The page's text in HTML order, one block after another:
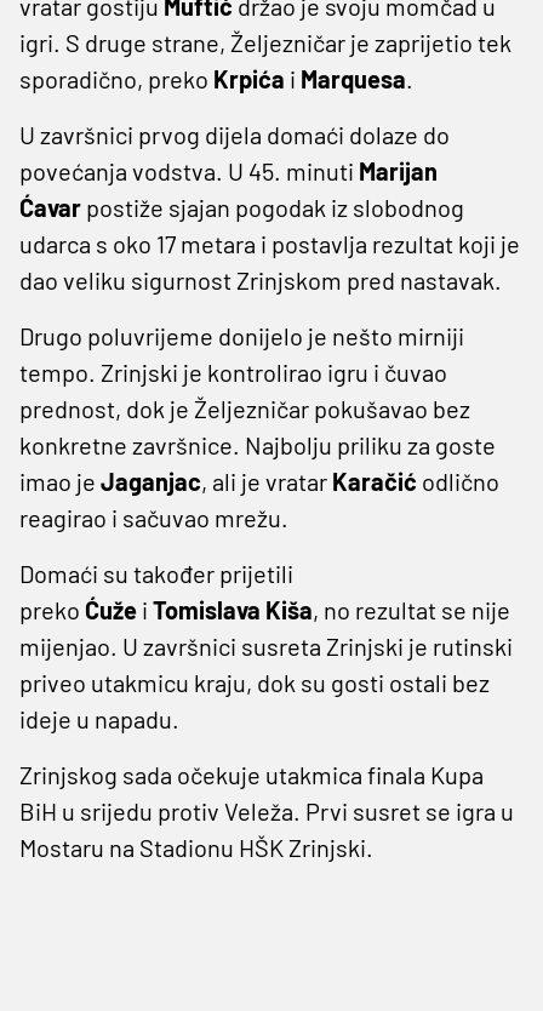
vratar gostiju Muftić držao je svoju momčad u
igri. S druge strane, Željezničar je zaprijetio tek
sporadično, preko Krpića i Marquesa.
U završnici prvog dijela domaći dolaze do
povećanja vodstva. U 45. minuti Marijan
Ćavar postiže sjajan pogodak iz slobodnog
udarca s oko 17 metara i postavlja rezultat koji je
dao veliku sigurnost Zrinjskom pred nastavak.
Drugo poluvrijeme donijelo je nešto mirniji
tempo. Zrinjski je kontrolirao igru i čuvao
prednost, dok je Željezničar pokušavao bez
konkretne završnice. Najbolju priliku za goste
imao je Jaganjac, ali je vratar Karačić odlično
reagirao i sačuvao mrežu.
Domaći su također prijetili
preko Ćuže i Tomislava Kiša, no rezultat se nije
mijenjao. U završnici susreta Zrinjski je rutinski
priveo utakmicu kraju, dok su gosti ostali bez
ideje u napadu.
Zrinjskog sada očekuje utakmica finala Kupa
BiH u srijedu protiv Veleža. Prvi susret se igra u
Mostaru na Stadionu HŠK Zrinjski.